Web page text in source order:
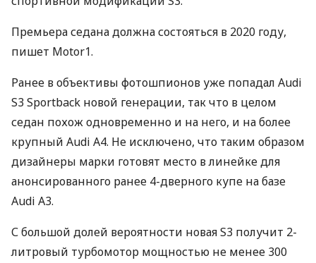
Премьера седана должна состояться в 2020 году,
пишет Motor1.
Ранее в объективы фотошпионов уже попадал Audi
S3 Sportback новой генерации, так что в целом
седан похож одновременно и на него, и на более
крупный Audi A4. Не исключено, что таким образом
дизайнеры марки готовят место в линейке для
анонсированного ранее 4-дверного купе на базе
Audi A3.
С большой долей вероятности новая S3 получит 2-
литровый турбомотор мощностью не менее 300